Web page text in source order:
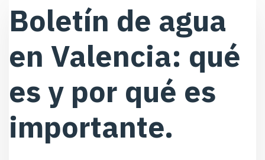
Boletín de agua
en Valencia: qué
es y por qué es
importante.